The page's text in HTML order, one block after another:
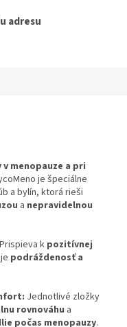
adresu
menopauze a pri
je špeciálne
a bylín, ktorá rieši
a nepravidelnou
Prispieva k pozitívnej
podráždenosť a
Jednotlivé zložky
rovnováhu a
počas menopauzy.